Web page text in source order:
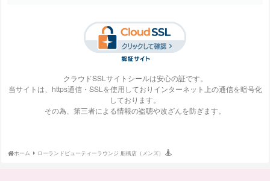
エステ・タイム エステティックTBC
S-Labo（エスラ
ボ）
エピレ エミナルクリニック エルクリニック
クラウドSSLサイトシールは安心の証です。
当サイトは、https通信・SSLを使用しておりインターネット上の通信を暗号化
しております。
その為、第三者による情報の盗聴や改ざんを防ぎます。
ホーム ローランドビューティーラウンジ 船橋店（メンズ）